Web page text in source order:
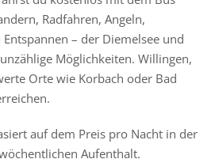
Radfahren, Angeln,
– der Diemelsee und
Möglichkeiten. Willingen,
Orte wie Korbach oder Bad
auf dem Preis pro Nacht in der
Aufenthalt.